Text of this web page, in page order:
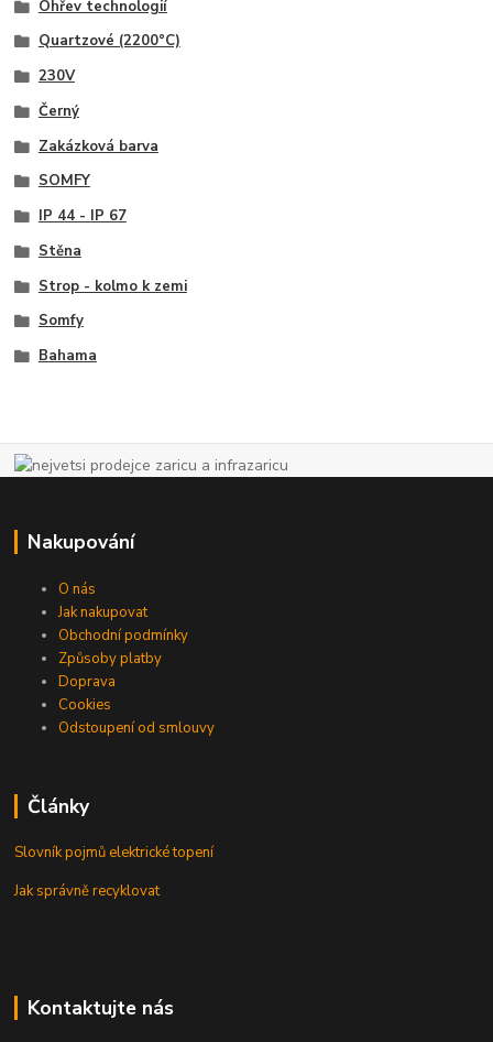
Ohřev technologií
Quartzové (2200°C)
230V
Černý
Zakázková barva
SOMFY
IP 44 - IP 67
Stěna
Strop - kolmo k zemi
Somfy
Bahama
Nakupování
O nás
Jak nakupovat
Obchodní podmínky
Způsoby platby
Doprava
Cookies
Odstoupení od smlouvy
Články
Slovník pojmů elektrické topení
Jak správně recyklovat
Kontaktujte nás